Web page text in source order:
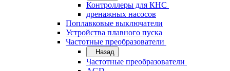
Контроллеры для КНС
дренажных насосов
Поплавковые выключатели
Устройства плавного пуска
Частотные преобразователи
Назад
Частотные преобразователи